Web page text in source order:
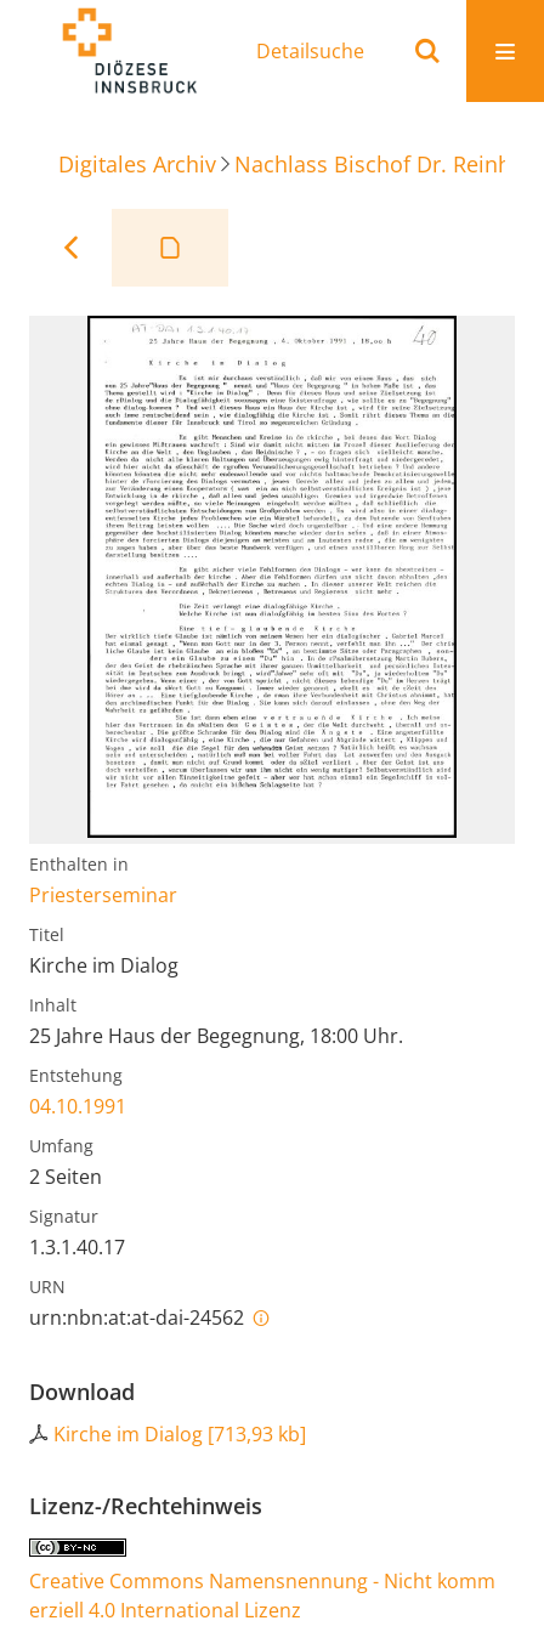
Detailsuche
Digitales Archiv Nachlass Bischof Dr.
Enthalten in
Priesterseminar
Titel
Kirche im Dialog
Inhalt
25 Jahre Haus der Begegnung, 18:00 Uhr.
Entstehung
04.10.1991
Umfang
2 Seiten
Signatur
1.3.1.40.17
URN
urn:nbn:at:at-dai-24562
Download
Kirche im Dialog [713,93 kb]
Lizenz-/Rechtehinweis
Creative Commons Namensnennung - Nicht komm
erziell 4.0 International Lizenz